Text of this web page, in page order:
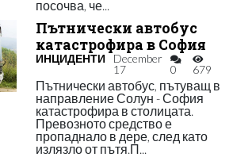
посочва, че...
Пътнически автобус
катастрофира в София
ИНЦИДЕНТИ
December
17
0 679
Пътнически автобус, пътуващ в
направление Солун - София
катастрофира в столицата.
Превозното средство е
пропаднало в дере, след като
излязло от пътя.П...